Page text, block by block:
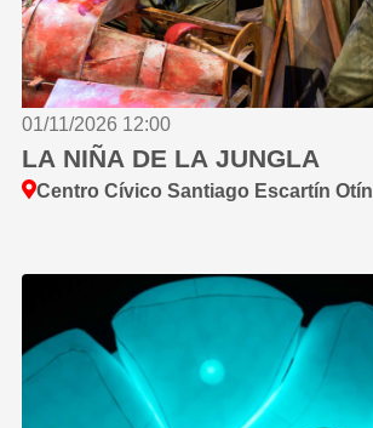
01/11/2026 12:00
LA NIÑA DE LA JUNGLA
Centro Cívico Santiago Escartín Otín